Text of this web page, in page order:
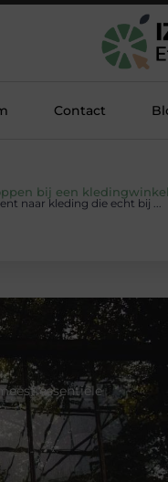
Contact
bij een
naar kleding die echt bij ...
essentiële